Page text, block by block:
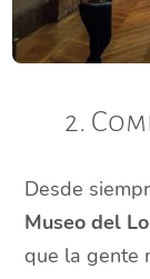
2.
Desde
Museo del
que la gente